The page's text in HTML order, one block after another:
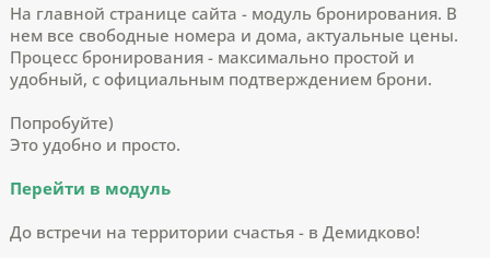
На главной странице сайта - модуль бронирования. В
нем все свободные номера и дома, актуальные цены.
Процесс бронирования - максимально простой и
удобный, с официальным подтверждением брони.
Попробуйте)
Это удобно и просто.
Перейти в модуль
До встречи на территории счастья - в Демидково!